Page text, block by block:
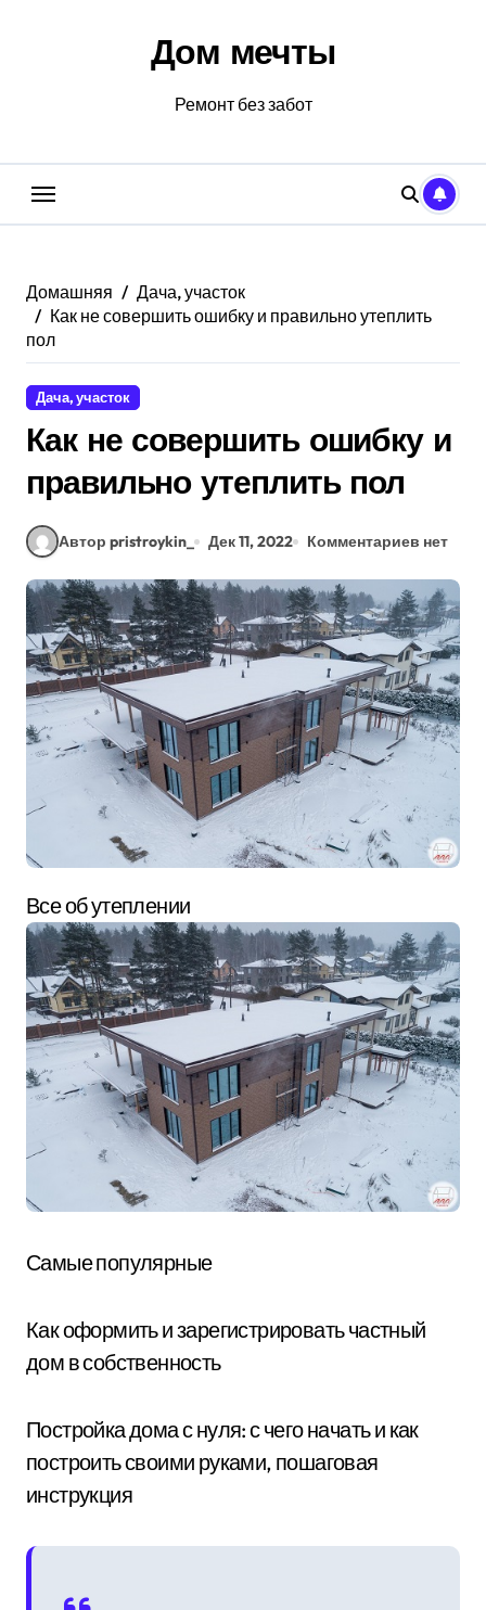
Дом мечты
Ремонт без забот
Домашняя
Дача, участок
Как не совершить ошибку и правильно утеплить
пол
Дача, участок
Как не совершить ошибку и
правильно утеплить пол
Автор pristroykin_ Дек 11, 2022 Комментариев нет
Все об утеплении
Самые популярные
Как оформить и зарегистрировать частный
дом в собственность
Постройка дома с нуля: с чего начать и как
построить своими руками, пошаговая
инструкция